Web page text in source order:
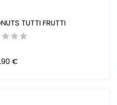
TUTTI FRUTTI
€